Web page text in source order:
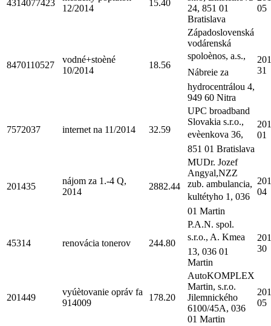
4314077423
12/2014
15.40
24, 851 01
Bratislava
05
8470110527
vodné+stoèné
10/2014
18.56
Západoslovenská
vodárenská
spoloènos, a.s.,
Nábreie za
hydrocentrálou 4,
949 60 Nitra
31
7572037 internet na 11/2014 32.59
UPC broadband
Slovakia s.r.o.,
evèenkova 36,
851 01 Bratislava
01
201435
nájom za 1.-4 Q,
2014
2882.44
MUDr. Jozef
Angyal,NZZ
zub. ambulancia,
kultétyho 1, 036
01 Martin
04
45314 renovácia tonerov 244.80
P.A.N. spol.
s.r.o., A. Kmea
13, 036 01
Martin
30
201449
vyúètovanie opráv fa
914009
178.20
AutoKOMPLEX
Martin, s.r.o.
Jilemnického
6100/45A, 036
01 Martin
05